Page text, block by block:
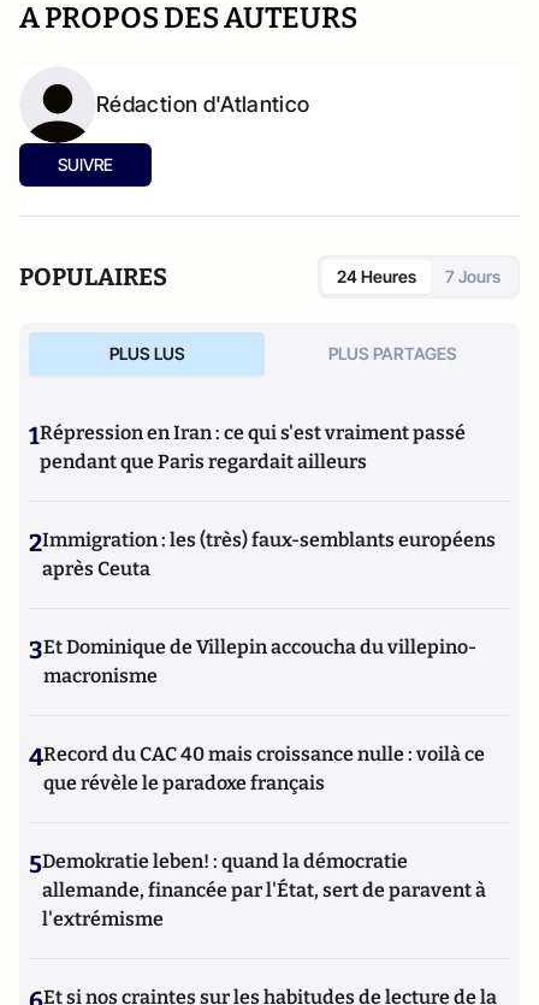
A PROPOS DES AUTEURS
Rédaction d'Atlantico
SUIVRE
POPULAIRES 24 Heures 7 Jours
PLUS LUS PLUS PARTAGES
1Répression en Iran : ce qui s'est vraiment passé
pendant que Paris regardait ailleurs
2Immigration : les (très) faux-semblants européens
après Ceuta
3Et Dominique de Villepin accoucha du villepino-
macronisme
4Record du CAC 40 mais croissance nulle : voilà ce
que révèle le paradoxe français
5Demokratie leben! : quand la démocratie
allemande, financée par l'État, sert de paravent à
l'extrémisme
Et si nos craintes sur les habitudes de lecture de la